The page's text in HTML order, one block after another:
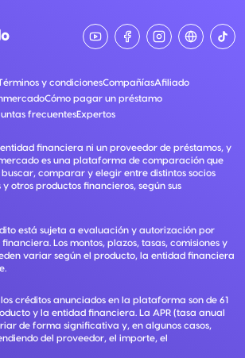
y condicionesCompañíasAfiliado
Cómo pagar un préstamo
frecuentesExpertos
financiera ni un proveedor de préstamos, y
es una plataforma de comparación que
comparar y elegir entre distintos socios
otros productos financieros, según sus
está sujeta a evaluación y autorización por
Los montos, plazos, tasas, comisiones y
variar según el producto, la entidad financiera
créditos anunciados en la plataforma son de 61
y la entidad financiera. La APR (tasa anual
de forma significativa y, en algunos casos,
del proveedor, el importe, el